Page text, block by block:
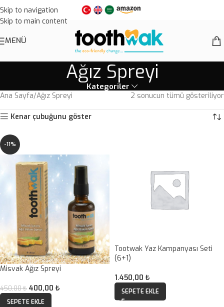
Skip to navigation
Skip to main content
MENÜ
Ağız Spreyi
Kategoriler
Ana Sayfa Ağız Spreyi 2 sonucun tümü gösteriliyor
Kenar çubuğunu göster
-11%
Misvak Ağız Spreyi
450,00₺ 400,00 ₺
SEPETE EKLE
Tootwak Yaz Kampanyası Seti
(6+1)
1.450,00 ₺
SEPETE EKLE